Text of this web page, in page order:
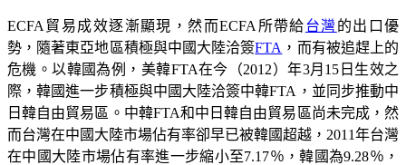
ECFA貿易成效逐漸顯現，然而ECFA所帶給台灣 的出口優
勢，隨著東亞地區積極與中國大陸洽簽FTA ，而有被追趕上的
危機。以韓國為例，美韓FTA在今（2012）年3月15日生效之
際，韓國進一步積極與中國大陸洽簽中韓FTA，並同步推動中
日韓自由貿易區。中韓FTA和中日韓自由貿易區尚未完成，然
而台灣在中國大陸市場佔有率卻早已被韓國超越，2011年台灣
在中國大陸市場佔有率進一步縮小至7.17％，韓國為9.28％，